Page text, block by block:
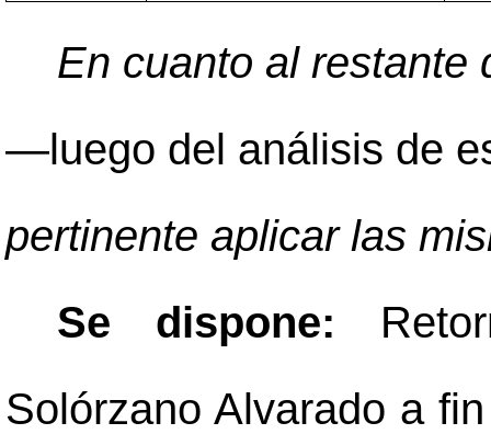
En cuanto al restante
—luego del análisis de
pertinente aplicar las
Se dispone:
Solórzano Alvarado a